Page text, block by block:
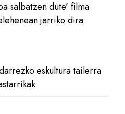
salbatzen dute’ filma
jarriko dira
eskultura tailerra